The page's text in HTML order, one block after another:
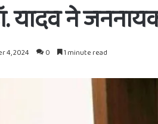
यादव ने
4, 2024 0 1 minute read